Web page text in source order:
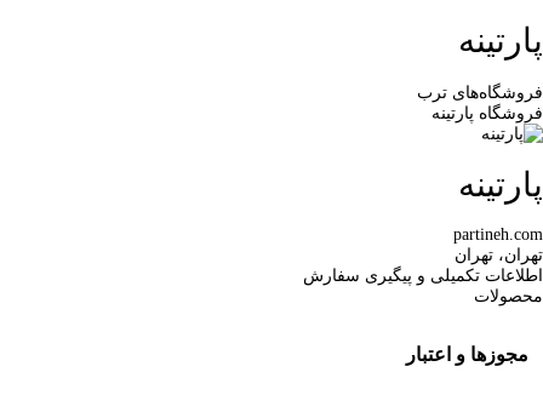
پارتینه
فروشگاه‌های ترب
فروشگاه پارتینه
پارتینه
partineh.com
تهران، تهران
اطلاعات تکمیلی و پیگیری سفارش
محصولات
مجوزها و اعتبار